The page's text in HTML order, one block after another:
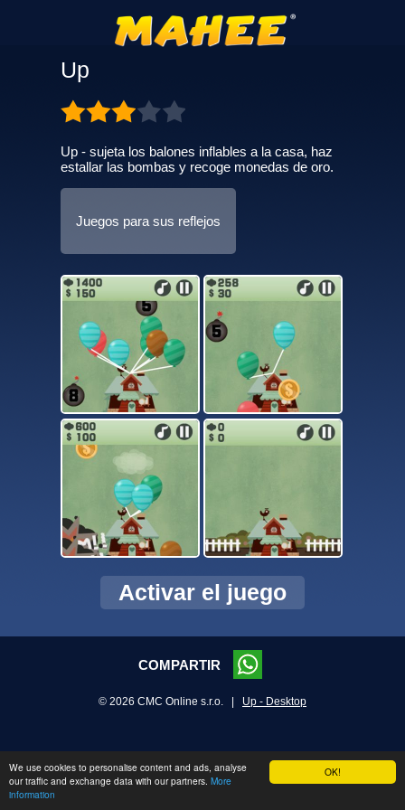
OK!
We use cookies to personalise content and ads, analyse
our traffic and exchange data with our partners. More
information
Up
Up - sujeta los balones inflables a la casa, haz
estallar las bombas y recoge monedas de oro.
Juegos para sus reflejos
Activar el juego
COMPARTIR
© 2026 CMC Online s.r.o. | Up - Desktop